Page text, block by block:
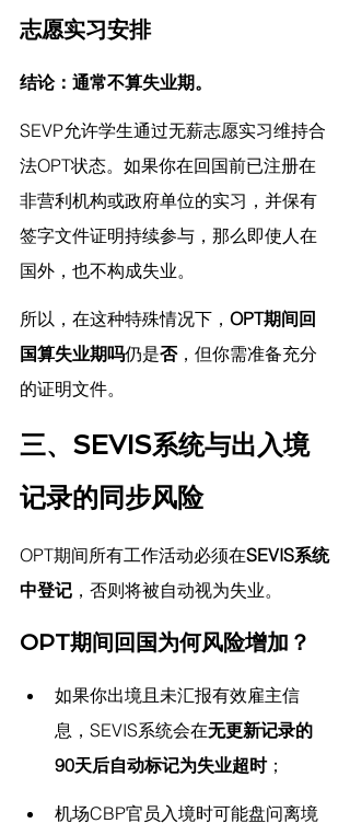
志愿实习安排
结论：通常不算失业期。
SEVP允许学生通过无薪志愿实习维持合
法OPT状态。如果你在回国前已注册在
非营利机构或政府单位的实习，并保有
签字文件证明持续参与，那么即使人在
国外，也不构成失业。
所以，在这种特殊情况下， OPT期间回
国算失业期吗仍是否，但你需准备充分
的证明文件。
三、SEVIS系统与出入境
记录的同步风险
OPT期间所有工作活动必须在SEVIS系统
中登记 ，否则将被自动视为失业。
OPT期间回国为何风险增加？
如果你出境且未汇报有效雇主信
息，SEVIS系统会在无更新记录的
90天后自动标记为失业超时；
机场CBP官员入境时可能盘问离境